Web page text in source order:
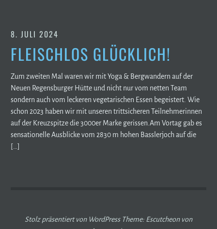
8. JULI 2024
FLEISCHLOS GLÜCKLICH!
Zum zweiten Mal waren wir mit Yoga & Bergwandern auf der
Neuen Regensburger Hütte und nicht nur vom netten Team
sondern auch vom leckeren vegetarischen Essen begeistert. Wie
schon 2023 haben wir mit unseren trittsicheren Teilnehmerinnen
auf der Kreuzspitze die 3000er Marke gerissen.Am Vortag gab es
sensationelle Ausblicke vom 2830 m hohen Basslerjoch auf die
[…]
Stolz präsentiert von WordPress Theme: Escutcheon von